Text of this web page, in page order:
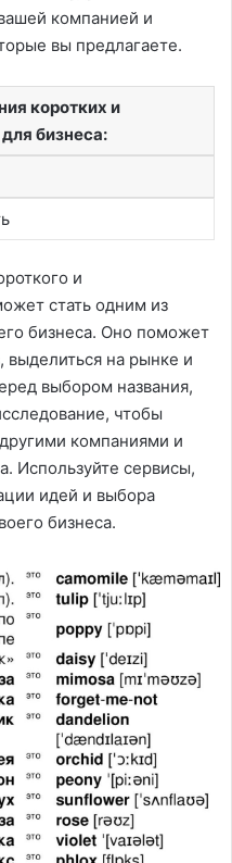
компанией и
вы предлагаете.
коротких и
бизнеса:
и
стать одним из
бизнеса. Оно поможет
выделиться на рынке и
выбором названия,
чтобы
компаниями и
Используйте сервисы,
идей и выбора
бизнеса.